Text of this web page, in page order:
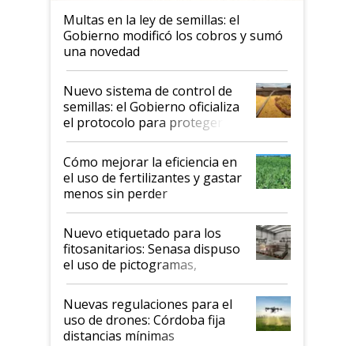
Multas en la ley de semillas: el
Gobierno modificó los cobros y sumó
una novedad
Nuevo sistema de control de
semillas: el Gobierno oficializa
el protocolo para proteger la
propiedad intelectual
Cómo mejorar la eficiencia en
el uso de fertilizantes y gastar
menos sin perder
productividad en la campaña
fina
Nuevo etiquetado para los
fitosanitarios: Senasa dispuso
el uso de pictogramas,
palabras de advertencia e
indicaciones
Nuevas regulaciones para el
uso de drones: Córdoba fija
distancias mínimas